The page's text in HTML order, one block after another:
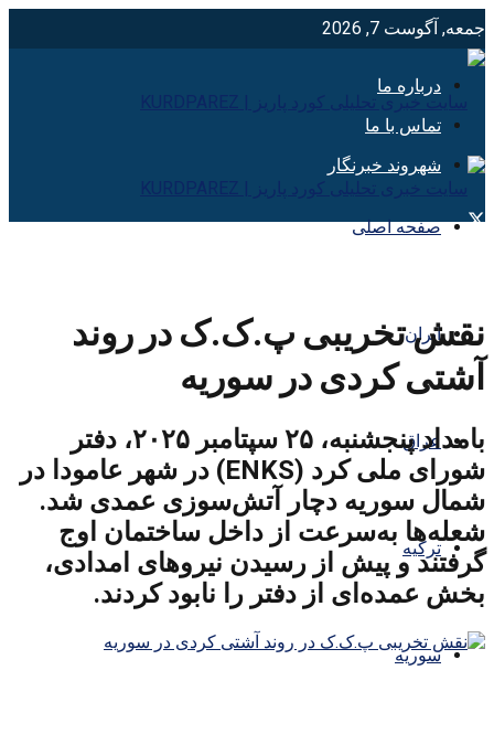
جمعه, آگوست 7, 2026
درباره ما
تماس با ما
شهروند خبرنگار
صفحه اصلی
ایران
عراق
ترکیه
سوریه
نقش تخریبی پ.ک.ک در روند
آشتی کردی در سوریه
بامداد پنجشنبه، ۲۵ سپتامبر ۲۰۲۵، دفتر
شورای ملی کرد (ENKS) در شهر عامودا در
شمال سوریه دچار آتش‌سوزی عمدی شد.
شعله‌ها به‌سرعت از داخل ساختمان اوج
گرفتند و پیش از رسیدن نیروهای امدادی،
بخش عمده‌ای از دفتر را نابود کردند.